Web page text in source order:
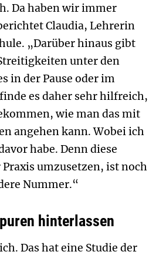
Da haben wir immer
Claudia, Lehrerin
„Darüber hinaus gibt
unter den
in der Pause oder im
es daher sehr hilfreich,
wie man das mit
angehen kann. Wobei ich
habe. Denn diese
umzusetzen, ist noch
Nummer.“
hinterlassen
Das hat eine Studie der